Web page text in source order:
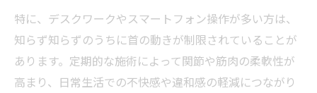
特に、デスクワークやスマートフォン操作が多い方は、
知らず知らずのうちに首の動きが制限されていることが
あります。定期的な施術によって関節や筋肉の柔軟性が
高まり、日常生活での不快感や違和感の軽減につながり